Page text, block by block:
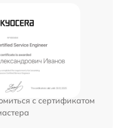
с сертификатом